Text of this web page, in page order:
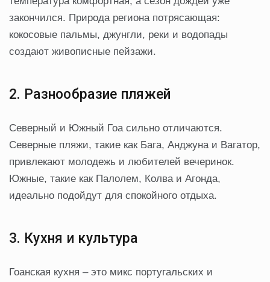
закончился. Природа региона потрясающая:
кокосовые пальмы, джунгли, реки и водопады
создают живописные пейзажи.
2. Разнообразие пляжей
Северный и Южный Гоа сильно отличаются.
Северные пляжи, такие как Бага, Анджуна и Вагатор,
привлекают молодежь и любителей вечеринок.
Южные, такие как Палолем, Колва и Агонда,
идеально подойдут для спокойного отдыха.
3. Кухня и культура
Гоанская кухня – это микс португальских и